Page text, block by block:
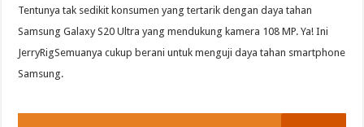
Tentunya tak sedikit konsumen yang tertarik dengan daya tahan
Samsung Galaxy S20 Ultra yang mendukung kamera 108 MP. Ya! Ini
JerryRigSemuanya cukup berani untuk menguji daya tahan smartphone
Samsung.